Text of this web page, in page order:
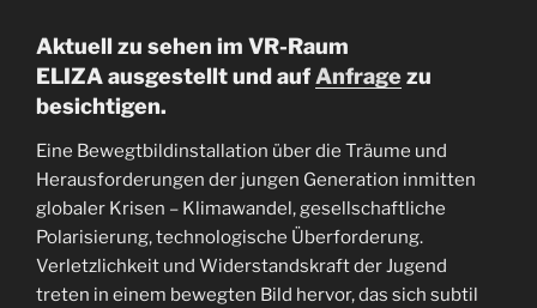
Aktuell zu sehen im VR-Raum
ELIZA ausgestellt und aufAnfrage zu
besichtigen.
Eine Bewegtbildinstallation über die Träume und
Herausforderungen der jungen Generation inmitten
globaler Krisen – Klimawandel, gesellschaftliche
Polarisierung, technologische Überforderung.
Verletzlichkeit und Widerstandskraft der Jugend
treten in einem bewegten Bild hervor, das sich subtil